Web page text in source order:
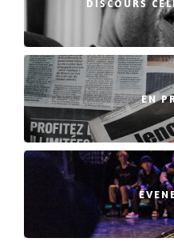
DISCOURS
EN